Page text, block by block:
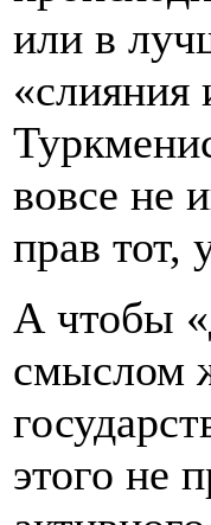
или в
«слияния
вовсе не
прав тот,
А чтобы
смыслом
этого не